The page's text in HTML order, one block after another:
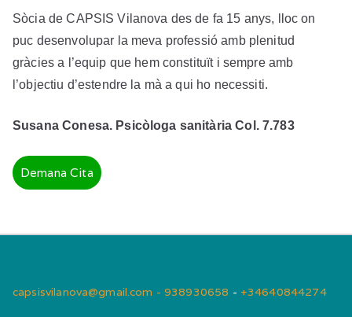
Sòcia de CAPSIS Vilanova des de fa 15 anys, lloc on
puc desenvolupar la meva professió amb plenitud
gràcies a l’equip que hem constituït i sempre amb
l’objectiu d’estendre la mà a qui ho necessiti.
Susana Conesa. Psicòloga sanitària Col. 7.783
Demana Cita
capsisvilanova@gmail.com - 938930658 - +34640844274